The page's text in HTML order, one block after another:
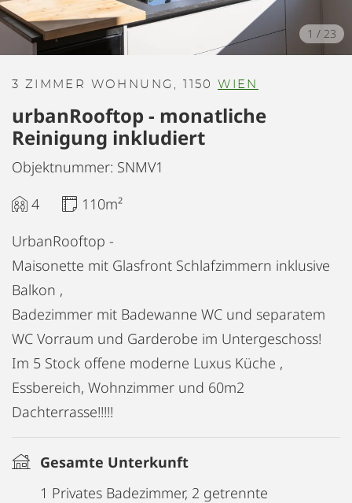
1 / 23
3 ZIMMER WOHNUNG, 1150 WIEN
urbanRooftop - monatliche
Reinigung inkludiert
Objektnummer: SNMV1
4
110m²
UrbanRooftop -
Maisonette mit Glasfront Schlafzimmern inklusive
Balkon ,
Badezimmer mit Badewanne WC und separatem
WC Vorraum und Garderobe im Untergeschoss!
Im 5 Stock offene moderne Luxus Küche ,
Essbereich, Wohnzimmer und 60m2
Dachterrasse!!!!!
Gesamte Unterkunft
1 Privates Badezimmer, 2 getrennte